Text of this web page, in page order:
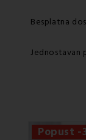
Besplatna
Jednostavan
Popust -